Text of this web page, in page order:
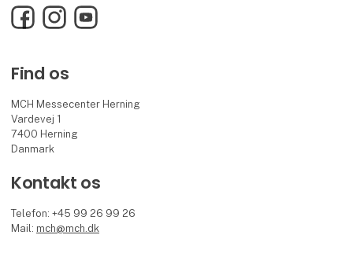
FacebookInstagramYouTube
Find os
MCH Messecenter Herning
Vardevej 1
7400 Herning
Danmark
Kontakt os
Telefon: +45 99 26 99 26
Mail: mch@mch.dk